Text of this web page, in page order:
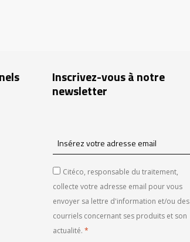
Inscrivez-vous à notre
newsletter
Insérez
votre
adresse
email
Citéco, responsable du traitement,
collecte votre adresse email pour vous
envoyer sa lettre d'information et/ou des
courriels concernant ses produits et son
actualité. *